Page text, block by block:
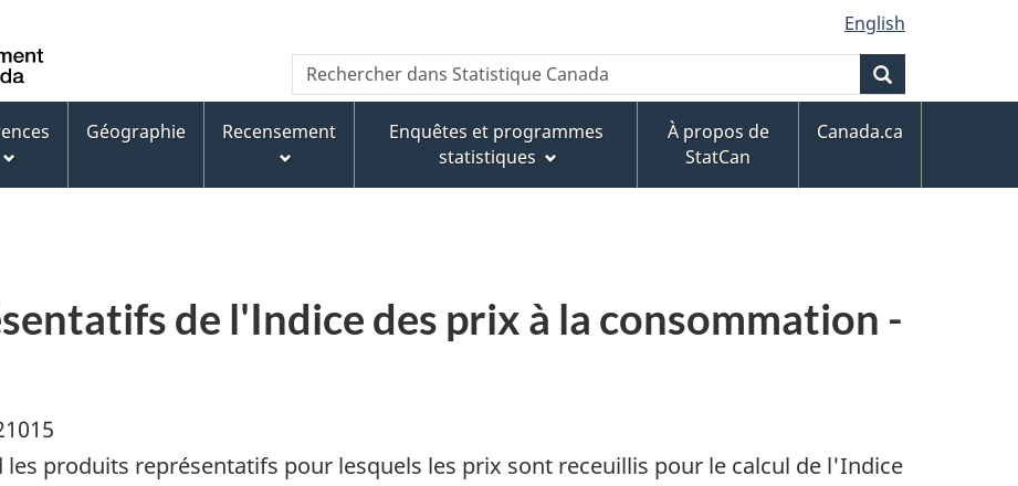
au
contenu
principal
au
pied
de
page
version
HTML
simplifiée
English
WxT
Search
form
Rechercher dans Statistique Canada
Géographie Recensement
Enquêtes et programmes
statistiques
À propos de
StatCan
Canada.ca
de l'Indice des prix à la consommation -
les produits représentatifs pour lesquels les prix sont receuillis pour le calcul de l'Indice